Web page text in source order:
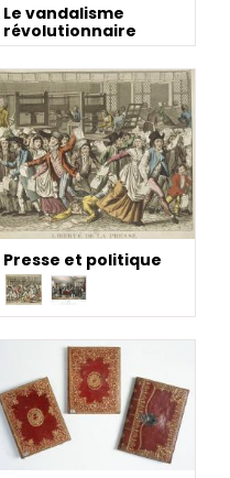
Le vandalisme
révolutionnaire
Presse et politique